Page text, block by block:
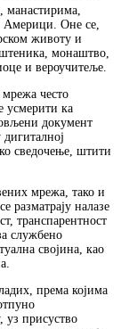
манастирима,
Америци. Оне се,
животу и
монаштво,
и вероучитеље.
често
усмерити ка
документ
сведочење, штити
мрежа, тако и
разматрају налазе
транспарентност
службено
својина, као
према којима
уз присуство